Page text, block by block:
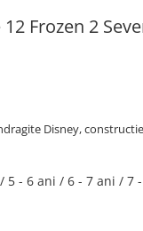
Frozen 2
Disney,
5 - 6 ani / 6 - 7 ani / 7